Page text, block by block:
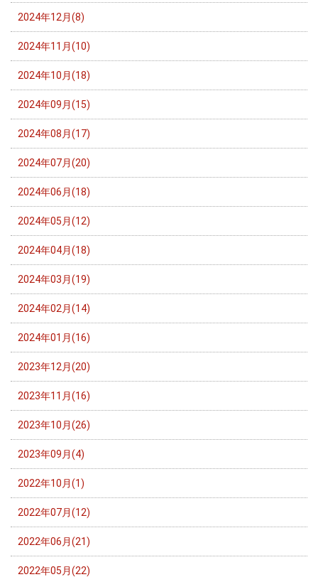
2024年12月(8)
2024年11月(10)
2024年10月(18)
2024年09月(15)
2024年08月(17)
2024年07月(20)
2024年06月(18)
2024年05月(12)
2024年04月(18)
2024年03月(19)
2024年02月(14)
2024年01月(16)
2023年12月(20)
2023年11月(16)
2023年10月(26)
2023年09月(4)
2022年10月(1)
2022年07月(12)
2022年06月(21)
2022年05月(22)